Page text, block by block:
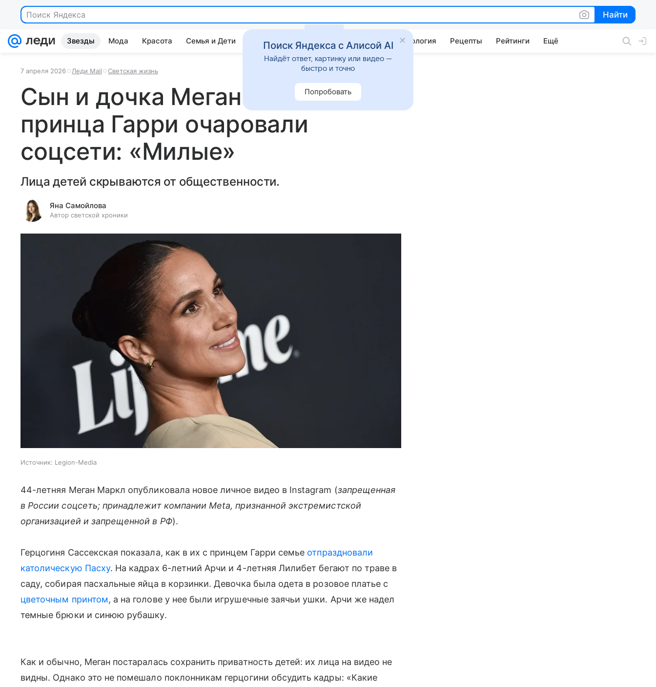
Поиск Яндекса Найти
Найти
Звезды Мода Красота Семья и Дети Дом Гороскопы Стиль жизни Психология Рецепты Рейтинги Ещё
7 апреля 2026 Леди Mail Светская жизнь
Сын и дочка Меган Маркл от
принца Гарри очаровали
соцсети: «Милые»
Лица детей скрываются от общественности.
Яна Самойлова
Автор светской хроники
Источник: Legion-Media
44-летняя Меган Маркл опубликовала новое личное видео в Instagram (запрещенная
в России соцсеть; принадлежит компании Meta, признанной экстремистской
организацией и запрещенной в РФ).
Герцогиня Сассекская показала, как в их с принцем Гарри семье отпраздновали
католическую Пасху. На кадрах 6-летний Арчи и 4-летняя Лилибет бегают по траве в
саду, собирая пасхальные яйца в корзинки. Девочка была одета в розовое платье с
цветочным принтом, а на голове у нее были игрушечные заячьи ушки. Арчи же надел
темные брюки и синюю рубашку.
Как и обычно, Меган постаралась сохранить приватность детей: их лица на видео не
видны. Однако это не помешало поклонникам герцогини обсудить кадры: «Какие
Поиск Яндекса с Алисой AI
Найдёт ответ, картинку или видео —
быстро и точно
Попробовать